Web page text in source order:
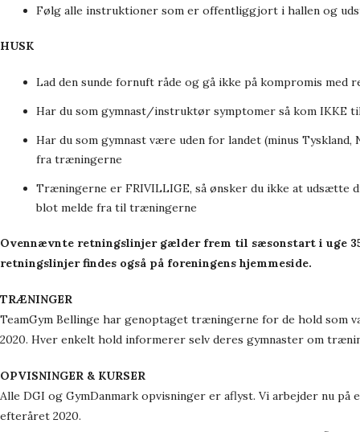
Følg alle instruktioner som er offentliggjort i hallen og
HUSK
Lad den sunde fornuft råde og gå ikke på kompromis med
Har du som gymnast/instruktør symptomer så kom IKKE
Har du som gymnast være uden for landet (minus
fra træningerne
Træningerne er FRIVILLIGE, så ønsker du ikke at udsætte
blot melde fra til træningerne
Ovennævnte retningslinjer gælder frem til sæsonstart i uge
retningslinjer findes også på foreningens hjemmeside.
TRÆNINGER
TeamGym Bellinge har genoptaget træningerne for de hold som
2020. Hver enkelt hold informerer selv deres gymnaster om
OPVISNINGER & KURSER
Alle DGI og GymDanmark opvisninger er aflyst. Vi arbejder nu
efteråret 2020.